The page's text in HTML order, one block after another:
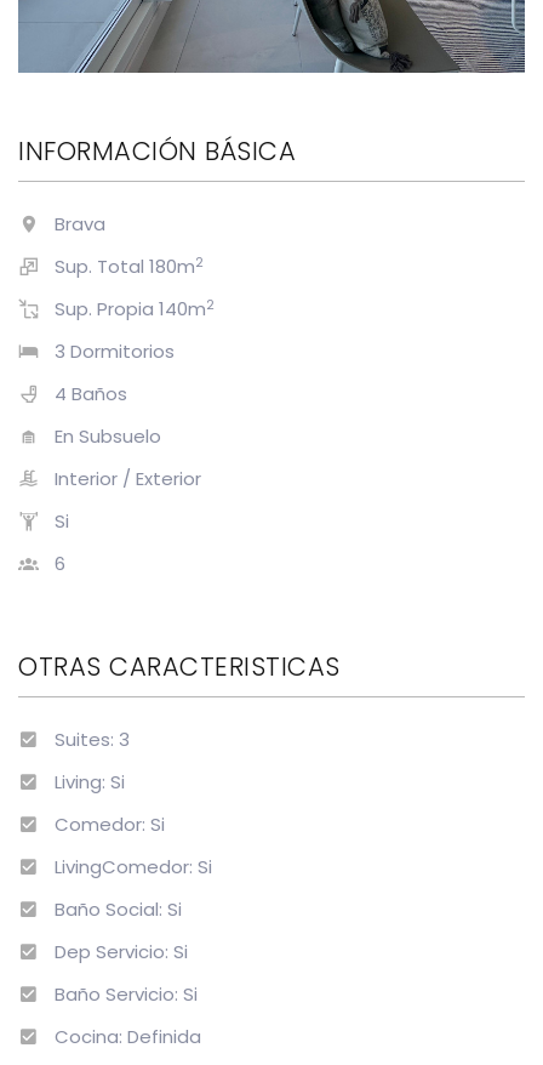
INFORMACIÓN BÁSICA
Brava
Sup. Total 180m2
Sup. Propia 140m2
3 Dormitorios
4 Baños
En Subsuelo
Interior / Exterior
Si
6
OTRAS CARACTERISTICAS
Suites: 3
Living: Si
Comedor: Si
LivingComedor: Si
Baño Social: Si
Dep Servicio: Si
Baño Servicio: Si
Cocina: Definida